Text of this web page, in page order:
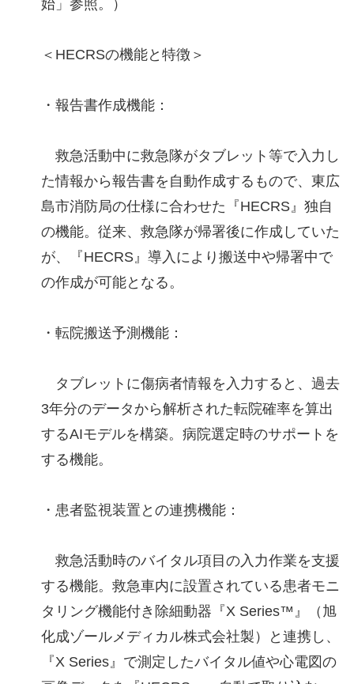
始」参照。）
＜HECRSの機能と特徴＞
・報告書作成機能：
救急活動中に救急隊がタブレット等で入力し
た情報から報告書を自動作成するもので、東広
島市消防局の仕様に合わせた『HECRS』独自
の機能。従来、救急隊が帰署後に作成していた
が、『HECRS』導入により搬送中や帰署中で
の作成が可能となる。
・転院搬送予測機能：
タブレットに傷病者情報を入力すると、過去
3年分のデータから解析された転院確率を算出
するAIモデルを構築。病院選定時のサポートを
する機能。
・患者監視装置との連携機能：
救急活動時のバイタル項目の入力作業を支援
する機能。救急車内に設置されている患者モニ
タリング機能付き除細動器『X Series™』（旭
化成ゾールメディカル株式会社製）と連携し、
『X Series』で測定したバイタル値や心電図の